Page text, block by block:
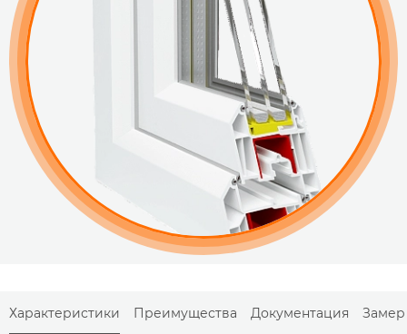
Характеристики Преимущества Документация Замер